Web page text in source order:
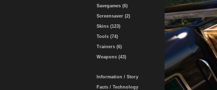
Savegames (6)
Screensaver (2)
Skins (123)
Tools (74)
Trainers (6)
Weapons (43)
Information / Story
Facts / Technology